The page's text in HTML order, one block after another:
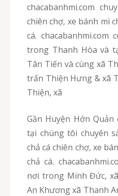
chacabanhmi.com
chiên chợ, xe bánh mì
cá.
trong Thanh Hòa và
Tân Tiến và cùng xã
trấn Thiện Hưng & xã
Thiện, xã
Gần Huyện Hớn Quản của Bình Phước, hiện
tại chúng tôi chuyên
chả cá chiên chợ, xe
chả cá.
nơi trong Minh Đức,
An Khương xã Thanh